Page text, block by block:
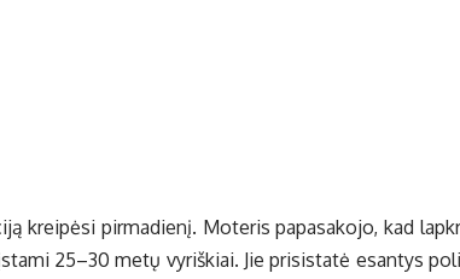
krei­pė­si pir­ma­die­nį. Mo­te­ris pa­pa­sa­ko­jo, kad
25–30 me­tų vy­riš­kiai. Jie pri­sis­ta­tė esan­tys